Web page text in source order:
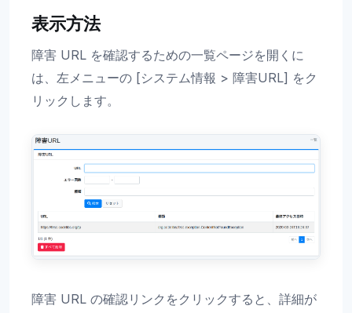
表示方法
障害 URL を確認するための一覧ページを開くに
は、左メニューの [システム情報 > 障害URL] をク
リックします。
障害 URL の確認リンクをクリックすると、詳細が